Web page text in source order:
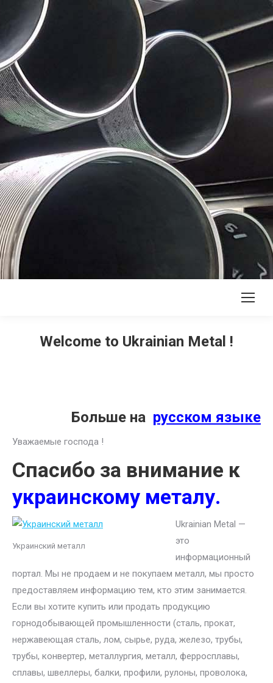
Welcome to Ukrainian Metal !
Больше на русском языке
Уважаемые господа !
Спасибо за внимание к
украинскому металу.
Украинский металл
Ukrainian Metal —
это
информационный
портал. Мы не продаем и не покупаем металл, мы просто
предоставляем информацию тем, кто этим занимается.
Если вы хотите купить или продать продукцию
горнодобывающей промышленности (сталь, прокат,
нержавеющая сталь, лом, сырье, руда, железо, трубы,
трубы, конвертер, металлургия, металл, ферросплавы,
сплавы, швеллеры, балки, профили, рулоны, проволока,